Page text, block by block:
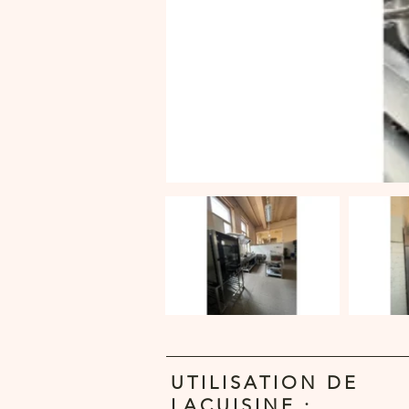
UTILISATION DE